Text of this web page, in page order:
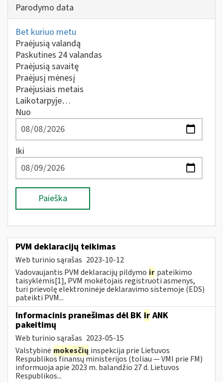
Parodymo data
Bet kuriuo metu
Praėjusią valandą
Paskutines 24 valandas
Praėjusią savaitę
Praėjusį mėnesį
Praėjusiais metais
Laikotarpyje…
Nuo
Iki
Paieška
PVM deklaracijų teikimas
Web turinio sąrašas 2023-10-12
Vadovaujantis PVM deklaracijų pildymo ir pateikimo
taisyklėmis[1], PVM mokėtojais registruoti asmenys,
turi prievolę elektroninėje deklaravimo sistemoje (EDS)
pateikti PVM...
Informacinis pranešimas dėl BK ir ANK
pakeitimų
Web turinio sąrašas 2023-05-15
Valstybinė mokesčių inspekcija prie Lietuvos
Respublikos finansų ministerijos (toliau — VMI prie FM)
informuoja apie 2023 m. balandžio 27 d. Lietuvos
Respublikos...